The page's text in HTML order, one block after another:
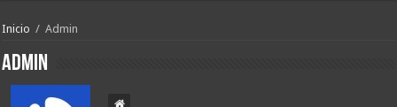
Inicio / Admin
Admin